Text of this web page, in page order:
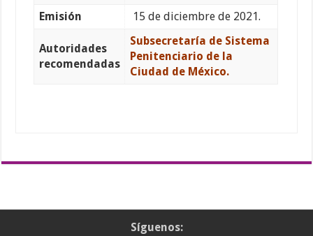
Emisión 15 de diciembre de 2021.
Autoridades
recomendadas
Subsecretaría de Sistema
Penitenciario de la
Ciudad de México.
Síguenos: